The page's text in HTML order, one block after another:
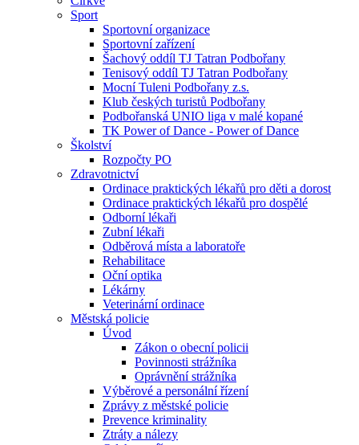
Sport
Sportovní organizace
Sportovní zařízení
Šachový oddíl TJ Tatran Podbořany
Tenisový oddíl TJ Tatran Podbořany
Mocní Tuleni Podbořany z.s.
Klub českých turistů Podbořany
Podbořanská UNIO liga v malé kopané
TK Power of Dance - Power of Dance
Školství
Rozpočty PO
Zdravotnictví
Ordinace praktických lékařů pro děti a dorost
Ordinace praktických lékařů pro dospělé
Odborní lékaři
Zubní lékaři
Odběrová místa a laboratoře
Rehabilitace
Oční optika
Lékárny
Veterinární ordinace
Městská policie
Úvod
Zákon o obecní policii
Povinnosti strážníka
Oprávnění strážníka
Výběrové a personální řízení
Zprávy z městské policie
Prevence kriminality
Ztráty a nálezy